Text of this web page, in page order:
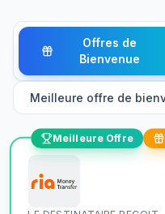
Offres de
Bienvenue
Meilleure Offre